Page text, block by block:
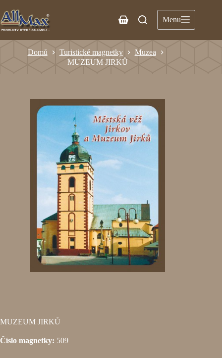
Menu
Domů Turistické magnetky
Muzea
MUZEUM JIRKŮ
MUZEUM JIRKŮ
Číslo magnetky: 509